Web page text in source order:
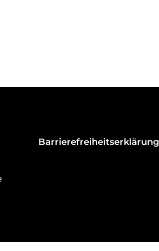
Barrierefreiheitserklärung